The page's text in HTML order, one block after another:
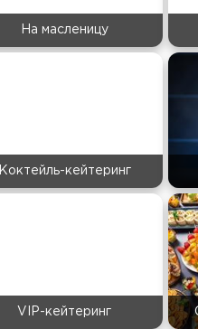
На масленицу
Коктейль-кейтеринг
VIP-кейтеринг